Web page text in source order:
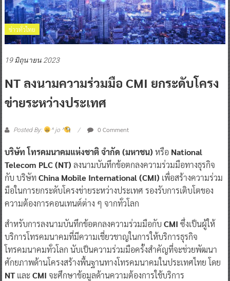
ข่าวทั่วไทย
19 มิถุนายน 2023
NT ลงนามความร่วมมือ CMI ยกระดับโครง
ข่ายระหว่างประเทศ
Posted By: ^ jo ^ 0 Comment
บริษัท โทรคมนาคมแห่งชาติ จำกัด (มหาชน) หรือ National
Telecom PLC (NT) ลงนามบันทึกข้อตกลงความร่วมมือทางธุรกิจ
กับ บริษัทChina Mobile International (CMI) เพื่อสร้างความร่วม
มือในการยกระดับโครงข่ายระหว่างประเทศ รองรับการเติบโตของ
ความต้องการคอนเทนต์ต่าง ๆ จากทั่วโลก
สำหรับการลงนามบันทึกข้อตกลงความร่วมมือกับ CMI ซึ่งเป็นผู้ให้
บริการโทรคมนาคมที่มีความเชี่ยวชาญในการให้บริการธุรกิจ
โทรคมนาคมทั่วโลก นับเป็นความร่วมมือครั้งสำคัญที่จะช่วยพัฒนา
ศักยภาพด้านโครงสร้างพื้นฐานทางโทรคมนาคมในประเทศไทย โดย
NTและCMI จะศึกษาข้อมูลด้านความต้องการใช้บริการ